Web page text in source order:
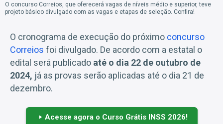
O concurso Correios, que oferecerá vagas de níveis médio e superior, teve
projeto básico divulgado com as vagas e etapas de seleção. Confira!
O cronograma de execução do próximo concurso
Correios foi divulgado. De acordo com a estatal o
edital será publicado até o dia 22 de outubro de
2024, já as provas serão aplicadas até o dia 21 de
dezembro.
Acesse agora o Curso Grátis INSS 2026!